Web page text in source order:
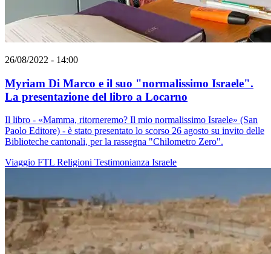
26/08/2022 - 14:00
Myriam Di Marco e il suo "normalissimo Israele".
La presentazione del libro a Locarno
Il libro - «Mamma, ritorneremo? Il mio normalissimo Israele» (San
Paolo Editore) - è stato presentato lo scorso 26 agosto su invito delle
Biblioteche cantonali, per la rassegna "Chilometro Zero".
Viaggio FTL Religioni Testimonianza Israele